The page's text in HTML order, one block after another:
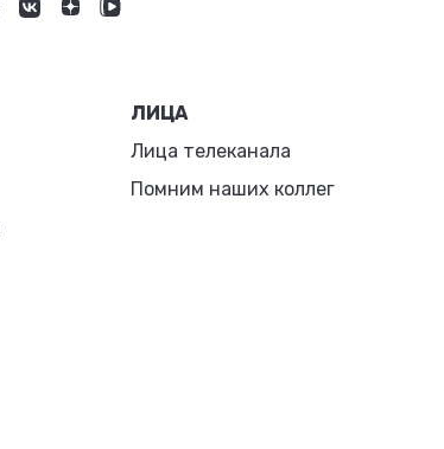
ЛИЦА
Лица телеканала
Помним наших коллег